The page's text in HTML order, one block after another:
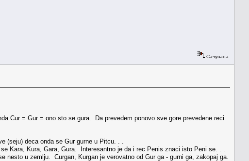
Сачувана
Cur = Gur = ono sto se gura. Da prevedem ponovo sve gore prevedene reci
deca onda se Gur gurne u Pitcu. . .
Kara, Kura, Gara, Gura. Interesantno je da i rec Penis znaci isto Peni se. . .
u zemlju. Curgan, Kurgan je verovatno od Gur ga - gurni ga, zakopaj ga.